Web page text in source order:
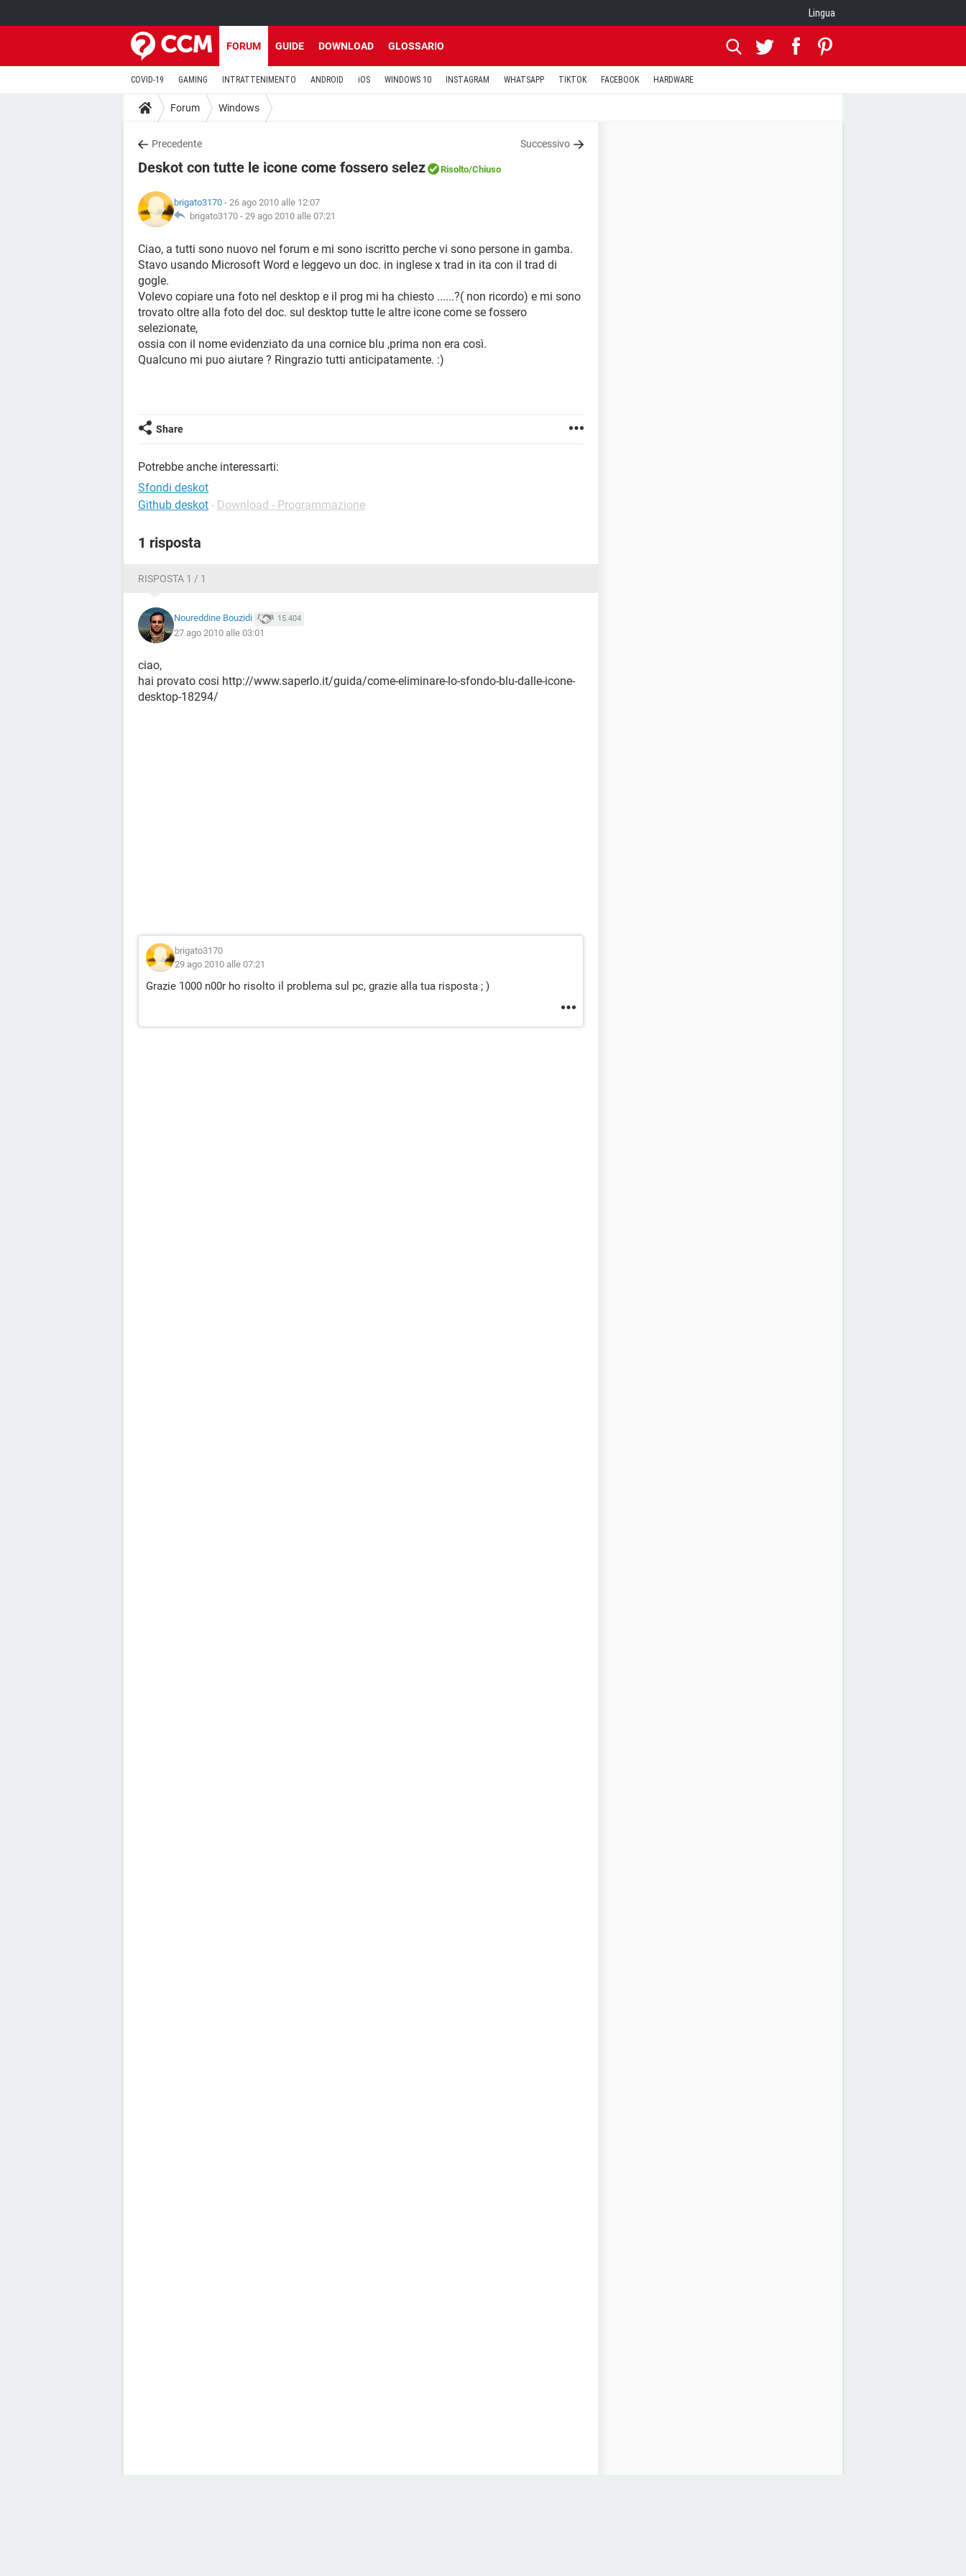
Lingua
FORUM GUIDE DOWNLOAD GLOSSARIO
COVID-19 GAMING INTRATTENIMENTO ANDROID iOS WINDOWS 10 INSTAGRAM WHATSAPP TIKTOK FACEBOOK HARDWARE
Forum Windows
Precedente Successivo
Deskot con tutte le icone come fossero selez Risolto/Chiuso
brigato3170 - 26 ago 2010 alle 12:07
brigato3170 - 29 ago 2010 alle 07:21
Ciao, a tutti sono nuovo nel forum e mi sono iscritto perche vi sono persone in gamba.
Stavo usando Microsoft Word e leggevo un doc. in inglese x trad in ita con il trad di
gogle.
Volevo copiare una foto nel desktop e il prog mi ha chiesto ......?( non ricordo) e mi sono
trovato oltre alla foto del doc. sul desktop tutte le altre icone come se fossero
selezionate,
ossia con il nome evidenziato da una cornice blu ,prima non era così.
Qualcuno mi puo aiutare ? Ringrazio tutti anticipatamente. :)
Share
Potrebbe anche interessarti:
Sfondi deskot
Github deskot - Download - Programmazione
1 risposta
RISPOSTA 1 / 1
Noureddine Bouzidi 15.404
27 ago 2010 alle 03:01
ciao,
hai provato cosi http://www.saperlo.it/guida/come-eliminare-lo-sfondo-blu-dalle-icone-
desktop-18294/
brigato3170
29 ago 2010 alle 07:21
Grazie 1000 n00r ho risolto il problema sul pc, grazie alla tua risposta ; )